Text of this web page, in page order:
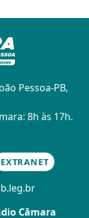
Pessoa-PB,
8h às 17h.
EXTRANET
Câmara